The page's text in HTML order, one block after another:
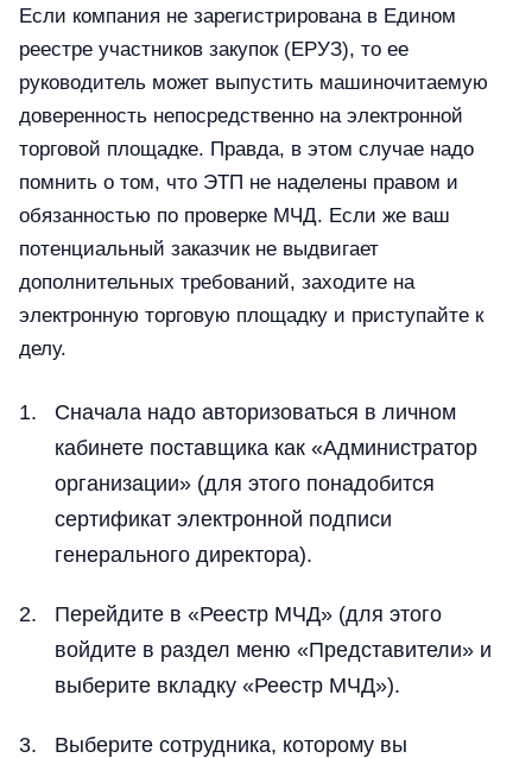
Если компания не зарегистрирована в Едином
реестре участников закупок (ЕРУЗ), то ее
руководитель может выпустить машиночитаемую
доверенность непосредственно на электронной
торговой площадке. Правда, в этом случае надо
помнить о том, что ЭТП не наделены правом и
обязанностью по проверке МЧД. Если же ваш
потенциальный заказчик не выдвигает
дополнительных требований, заходите на
электронную торговую площадку и приступайте к
делу.
Сначала надо авторизоваться в личном
кабинете поставщика как «Администратор
организации» (для этого понадобится
сертификат электронной подписи
генерального директора).
Перейдите в «Реестр МЧД» (для этого
войдите в раздел меню «Представители» и
выберите вкладку «Реестр МЧД»).
Выберите сотрудника, которому вы